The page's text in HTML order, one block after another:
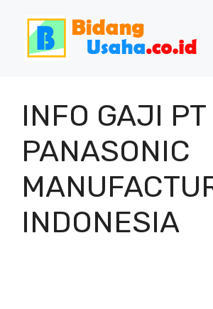
INFO GAJI PT
PANASONIC
INDONESIA